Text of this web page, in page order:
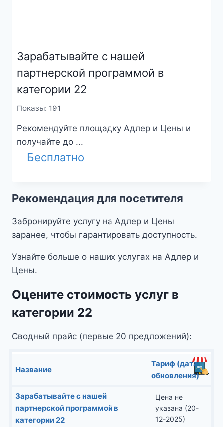
Зарабатывайте с нашей
партнерской программой в
категории 22
Показы: 191
Рекомендуйте площадку Адлер и Цены и
получайте до ...
Бесплатно
Рекомендация для посетителя
Забронируйте услугу на Адлер и Цены
заранее, чтобы гарантировать доступность.
Узнайте больше о наших услугах на Адлер и
Цены.
Оцените стоимость услуг в
категории 22
Сводный прайс (первые 20 предложений):
Название
Тариф (дата
обновления)
Зарабатывайте с нашей
партнерской программой в
категории 22
Цена не
указана (20-
12-2025)